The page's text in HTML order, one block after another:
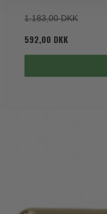
1.183,00 DKK
592,00 DKK